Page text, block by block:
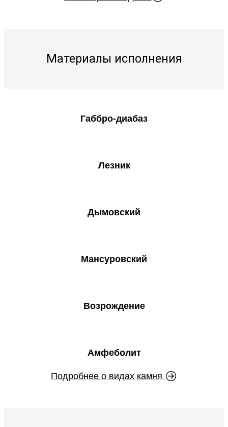
Материалы исполнения
Габбро-диабаз
Лезник
Дымовский
Мансуровский
Возрождение
Амфеболит
Подробнее о видах камня